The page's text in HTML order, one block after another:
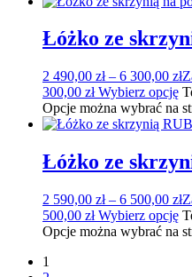
Łóżko ze
2 490,00 zł – 6 300,00 zł
300,00 zł Wybierz opcję
Opcje można wybrać na
Łóżko ze
2 590,00 zł – 6 500,00 zł
500,00 zł Wybierz opcję
Opcje można wybrać na
1